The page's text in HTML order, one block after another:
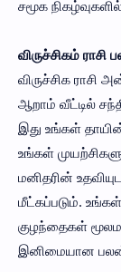
சமூக
விருச்சிகம் ராசி
விருச்சிக ராசி
ஆறாம் வீட்டில்
இது உங்கள்
உங்கள்
மனிதரின்
மீட்கப்படும்.
குழந்தைகள்
இனிமையான